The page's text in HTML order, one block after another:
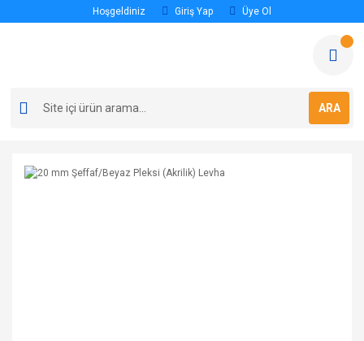
Hoşgeldiniz Giriş Yap Üye Ol
ARA